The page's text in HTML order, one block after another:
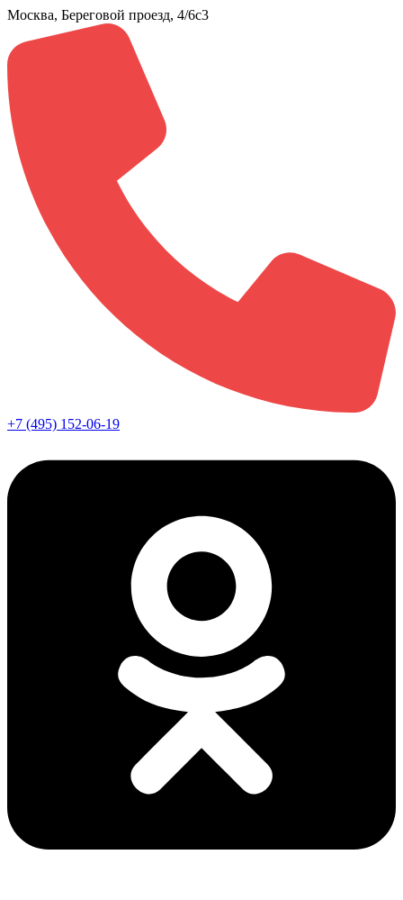
Москва, Береговой проезд, 4/6с3
+7 (495) 152-06-19